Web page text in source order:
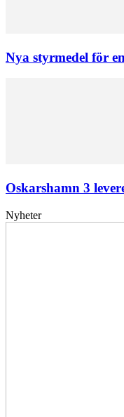
Nya styrmedel för
Oskarshamn 3
Nyheter